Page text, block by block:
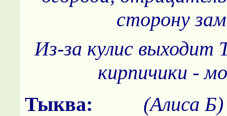
сторону
Из-за кулис выходит
кирпичики -
Тыква: (Алиса Б)